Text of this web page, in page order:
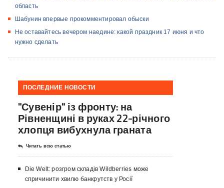
область
Шабунин впервые прокомментировал обыски
Не оставайтесь вечером наедине: какой праздник 17 июня и что
нужно сделать
ПОСЛЕДНИЕ НОВОСТИ
"Сувенір" із фронту: на
Рівненщині в руках 22-річного
хлопця вибухнула граната
Читать всю статью
Die Welt: розгром складів Wildberries може
спричинити хвилю банкрутств у Росії